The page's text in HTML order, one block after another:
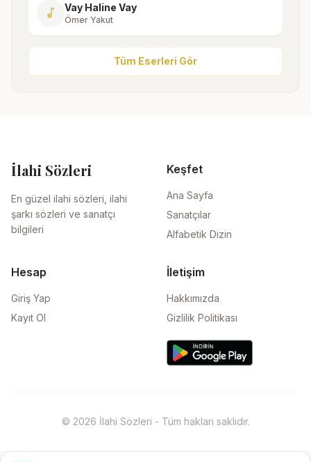
music_note Vay Haline Vay
Ömer Yakut
Tüm Eserleri Gör
İlahi Sözleri
En güzel ilahi sözleri, ilahi
şarkı sözleri ve sanatçı
bilgileri
Keşfet
Ana Sayfa
Sanatçılar
Alfabetik Dizin
Hesap
Giriş Yap
Kayıt Ol
İletişim
Hakkımızda
Gizlilik Politikası
© 2026 İlahi Sözleri - Tüm hakları saklıdır.